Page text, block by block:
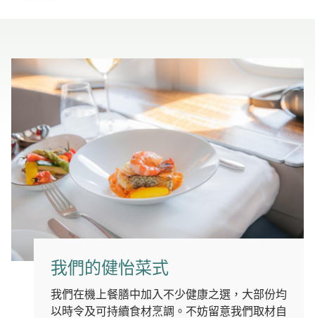
我們的健怡菜式
我們在機上餐膳中加入不少健康之選，大部份均
以時令及可持續食材烹調。不妨留意我們取材自